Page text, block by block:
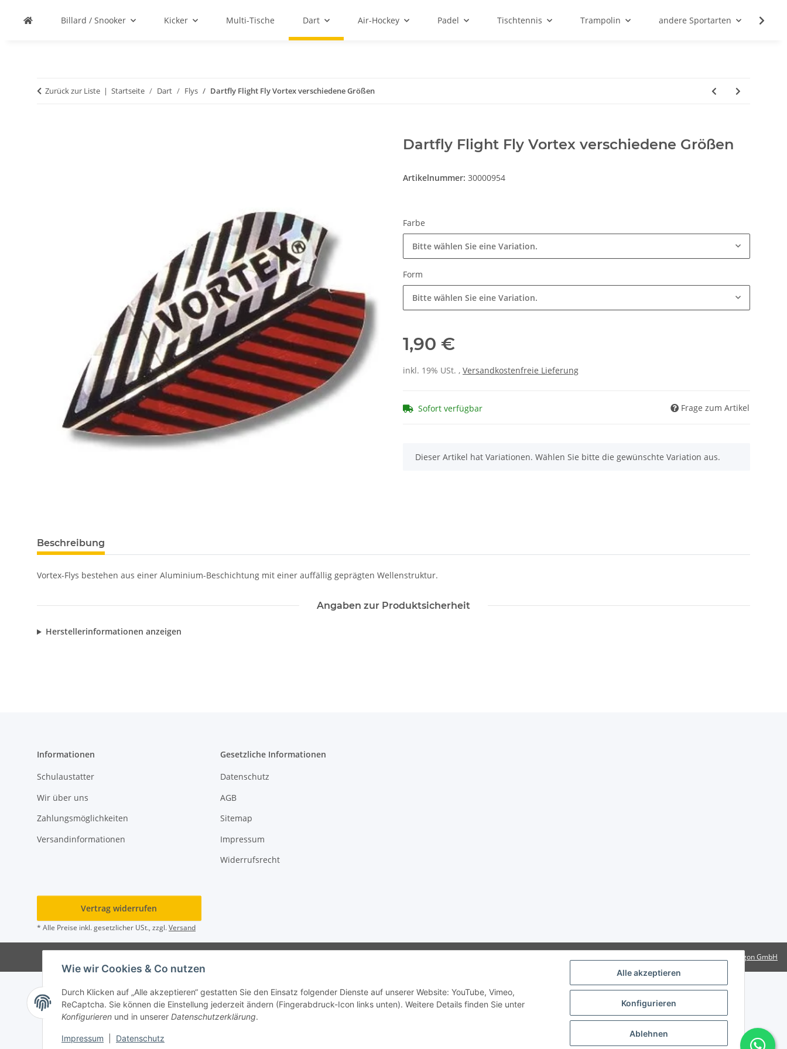
Alle akzeptieren
Konfigurieren
Ablehnen
Wie wir Cookies & Co nutzen
Durch Klicken auf „Alle akzeptieren“ gestatten Sie den Einsatz folgender Dienste auf unserer Website: YouTube, Vimeo,
ReCaptcha. Sie können die Einstellung jederzeit ändern (Fingerabdruck-Icon links unten). Weitere Details finden Sie unter
Konfigurieren und in unserer Datenschutzerklärung.
Impressum Datenschutz
Billard / Snooker Kicker Multi-Tische Dart Air-Hockey Padel Tischtennis Trampolin andere Sportarten
Zurück zur Liste Startseite Dart Flys Dartfly Flight Fly Vortex verschiedene Größen
Dartfly Flight Fly Vortex verschiedene Größen
Artikelnummer: 30000954
Farbe
Bitte wählen Sie eine Variation.
Form
Bitte wählen Sie eine Variation.
1,90 €
inkl. 19% USt. , Versandkostenfreie Lieferung
Sofort verfügbar Frage zum Artikel
x
Dieser Artikel hat Variationen. Wählen Sie bitte die gewünschte Variation aus.
Beschreibung
Vortex-Flys bestehen aus einer Aluminium-Beschichtung mit einer auffällig geprägten Wellenstruktur.
Angaben zur Produktsicherheit
Herstellerinformationen anzeigen
Informationen
Schulaustatter
Wir über uns
Zahlungsmöglichkeiten
Versandinformationen
Gesetzliche Informationen
Datenschutz
AGB
Sitemap
Impressum
Widerrufsrecht
Vertrag widerrufen
* Alle Preise inkl. gesetzlicher USt., zzgl.Versand
Rotragon GmbH